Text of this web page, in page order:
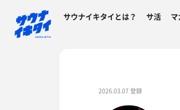
サウナイキタイとは？ サ活
2026.03.07 登録